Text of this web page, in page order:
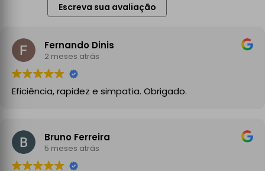
Escreva sua avaliação
Fernando Dinis
2 meses atrás
Eficiência, rapidez e simpatia. Obrigado.
Bruno Ferreira
5 meses atrás